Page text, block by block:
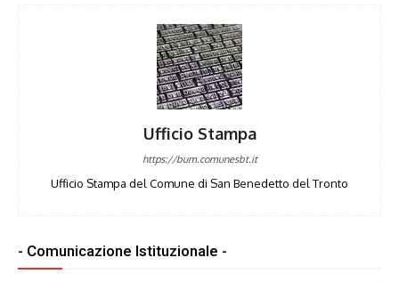
Ufficio Stampa
https://bum.comunesbt.it
Ufficio Stampa del Comune di San Benedetto del Tronto
- Comunicazione Istituzionale -